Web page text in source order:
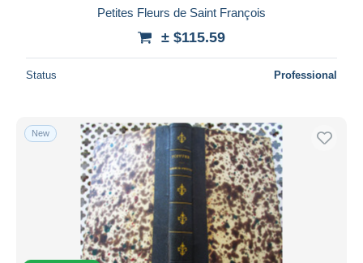
Petites Fleurs de Saint François
± $115.59
Status Professional
New